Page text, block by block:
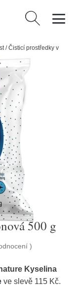
Vyhledávání
/Čisticí prostředky v
500 g
)
Kyselina
ve slevě 115 Kč.